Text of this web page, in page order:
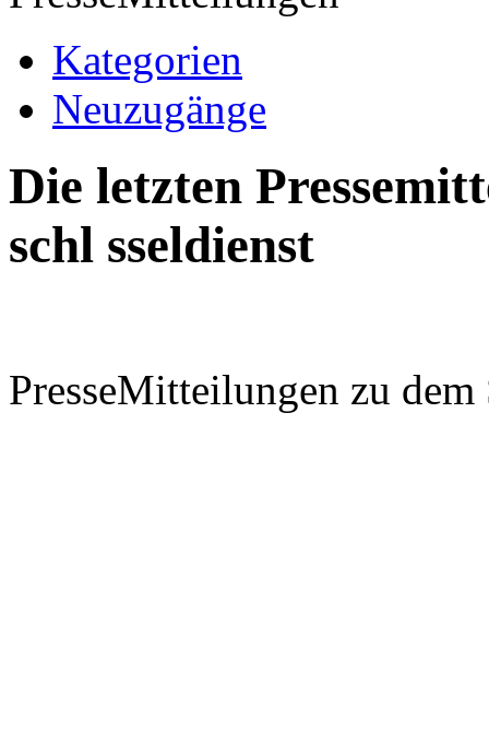
Kategorien
Neuzugänge
Die letzten
schl sseldienst
PresseMitteilungen zu